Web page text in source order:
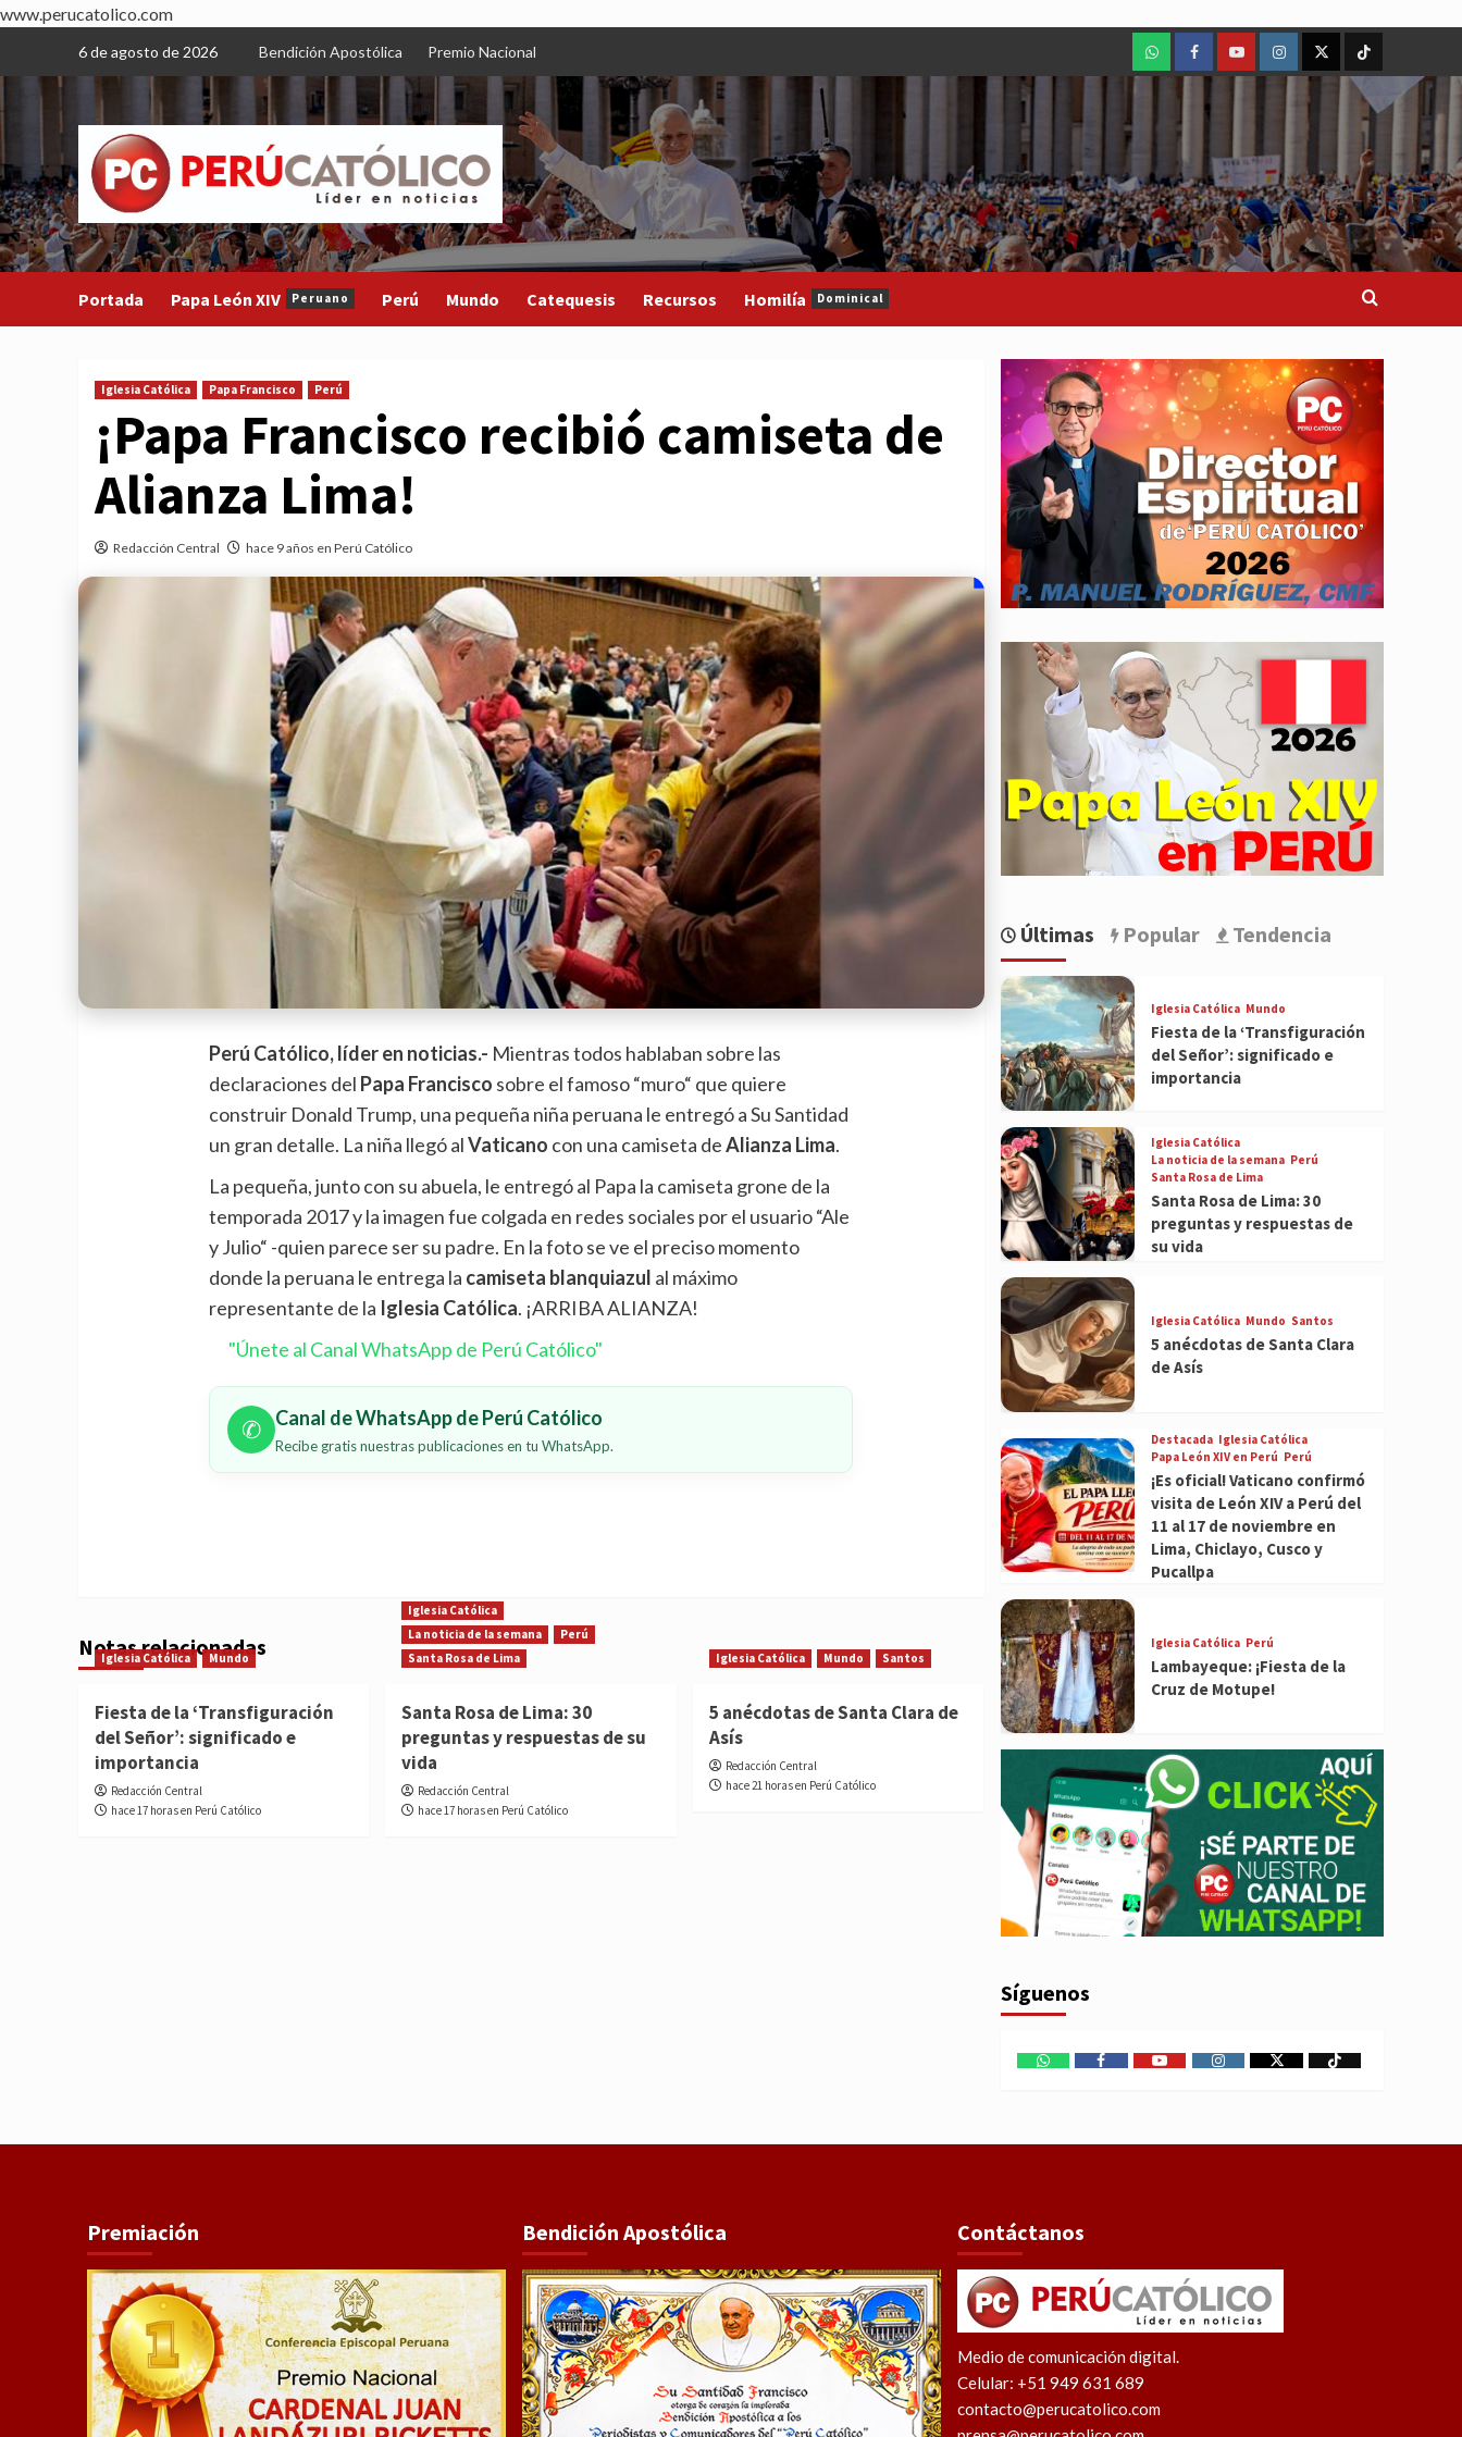
www.perucatolico.com
content
6 de agosto de 2026 Bendición Apostólica Premio Nacional
WhatsAppFacebookYoutubeInstagram
X TikTok
Portada Papa León XIV Peruano Perú Mundo Catequesis Recursos Homilía Dominical
Iglesia Católica Papa Francisco Perú
¡Papa Francisco recibió camiseta de
Alianza Lima!
Redacción Central hace 9 años en Perú Católico
Perú Católico, líder en noticias.- Mientras todos hablaban sobre las
declaraciones del Papa Francisco sobre el famoso “muro“ que quiere
construir Donald Trump, una pequeña niña peruana le entregó a Su Santidad
un gran detalle. La niña llegó alVaticano con una camiseta deAlianza Lima.
La pequeña, junto con su abuela, le entregó al Papa la camiseta grone de la
temporada 2017 y la imagen fue colgada en redes sociales por el usuario “Ale
y Julio“ -quien parece ser su padre. En la foto se ve el preciso momento
donde la peruana le entrega la camiseta blanquiazul al máximo
representante de la Iglesia Católica. ¡ARRIBA ALIANZA!
"Únete al Canal WhatsApp de Perú Católico"
✆ Canal de WhatsApp de Perú Católico
Recibe gratis nuestras publicaciones en tu WhatsApp.
Notas relacionadas
Iglesia Católica Mundo
Fiesta de la ‘Transfiguración
del Señor’: significado e
importancia
Redacción Central
hace 17 horas en Perú Católico
Iglesia Católica
La noticia de la semana
Perú
Santa Rosa de Lima
Santa Rosa de Lima: 30
preguntas y respuestas de su
vida
Redacción Central
hace 17 horas en Perú Católico
Iglesia Católica Mundo Santos
5 anécdotas de Santa Clara de
Asís
Redacción Central
hace 21 horas en Perú Católico
Últimas Popular Tendencia
Iglesia Católica Mundo
Fiesta de la ‘Transfiguración
del Señor’: significado e
importancia
Iglesia Católica
La noticia de la semana Perú
Santa Rosa de Lima
Santa Rosa de Lima: 30
preguntas y respuestas de
su vida
Iglesia Católica Mundo Santos
5 anécdotas de Santa Clara
de Asís
Destacada Iglesia Católica
Papa León XIV en Perú Perú
¡Es oficial! Vaticano confirmó
visita de León XIV a Perú del
11 al 17 de noviembre en
Lima, Chiclayo, Cusco y
Pucallpa
Iglesia Católica Perú
Lambayeque: ¡Fiesta de la
Cruz de Motupe!
Síguenos
WhatsAppFacebookYoutubeInstagram
X TikTok
Premiación Bendición Apostólica Contáctanos
Medio de comunicación digital.
Celular: +51 949 631 689
contacto@perucatolico.com